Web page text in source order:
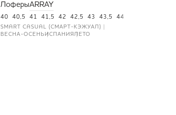
ЛоферыARRAY
40 40,5 41 41,5 42 42,5 43 43,5 44
SMART CASUAL (СМАРТ-КЭЖУАЛ)
ВЕСНА-ОСЕНЬИСПАНИЯЛЕТО